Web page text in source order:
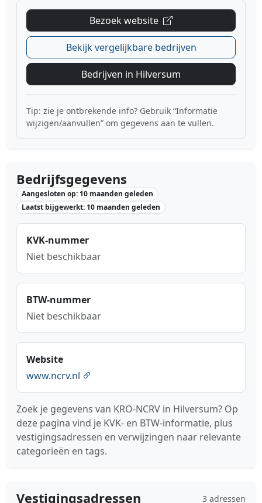
Bezoek website
Bekijk vergelijkbare bedrijven
Bedrijven in Hilversum
Tip: zie je ontbrekende info? Gebruik “Informatie
wijzigen/aanvullen” om gegevens aan te vullen.
Bedrijfsgegevens
Aangesloten op: 10 maanden geleden
Laatst bijgewerkt: 10 maanden geleden
KVK-nummer
Niet beschikbaar
BTW-nummer
Niet beschikbaar
Website
www.ncrv.nl
Zoek je gegevens van KRO-NCRV in Hilversum? Op
deze pagina vind je KVK- en BTW-informatie, plus
vestigingsadressen en verwijzingen naar relevante
categorieën en tags.
Vestigingsadressen 3 adressen